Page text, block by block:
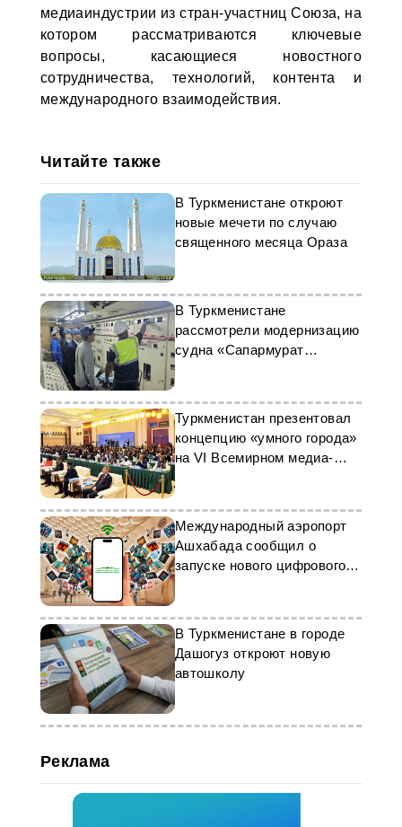
медиаиндустрии из стран-участниц Союза, на
котором рассматриваются ключевые
вопросы, касающиеся новостного
сотрудничества, технологий, контента и
международного взаимодействия.
Читайте также
В Туркменистане откроют
новые мечети по случаю
священного месяца Ораза
В Туркменистане
рассмотрели модернизацию
судна «Сапармурат
Ниязов»
Туркменистан презентовал
концепцию «умного города»
на VI Всемирном медиа-
саммите
Международный аэропорт
Ашхабада сообщил о
запуске нового цифрового
ресурса
В Туркменистане в городе
Дашогуз откроют новую
автошколу
Реклама